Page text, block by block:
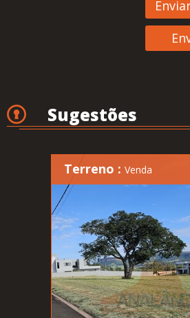
Sugestões
Terreno : Venda